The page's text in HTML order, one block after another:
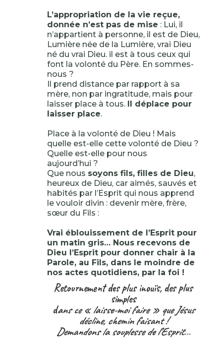
L’appropriation de la vie reçue,
donnée n’est pas de mise : Lui, il
n’appartient à personne, il est de Dieu,
Lumière née de la Lumière, vrai Dieu
né du vrai Dieu. il est à tous ceux qui
font la volonté du Père. En sommes-
nous ?
Il prend distance par rapport à sa
mère, non par ingratitude, mais pour
laisser place à tous. Il déplace pour
laisser place.
Place à la volonté de Dieu ! Mais
quelle est-elle cette volonté de Dieu ?
Quelle est-elle pour nous
aujourd’hui ?
Que nous soyons fils, filles de Dieu,
heureux de Dieu, car aimés, sauvés et
habités par l’Esprit qui nous apprend
le vouloir divin : devenir mère, frère,
sœur du Fils :
Vrai éblouissement de l’Esprit pour
un matin gris… Nous recevons de
Dieu l’Esprit pour donner chair à la
Parole, au Fils, dans le moindre de
nos actes quotidiens, par la foi !
Retournement des plus inouïs, des plus
simples
dans ce « laisse-moi faire » que Jésus
décline, chemin faisant !
Demandons la souplesse de l’Esprit…